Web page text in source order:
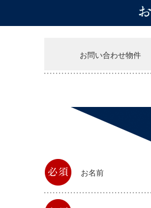
お問い合わせ物件
お名前